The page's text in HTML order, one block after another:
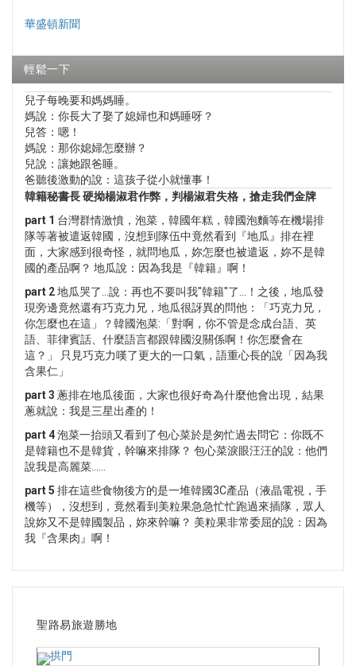
華盛頓新聞
輕鬆一下
兒子每晚要和媽媽睡。
媽說：你長大了娶了媳婦也和媽睡呀？
兒答：嗯！
媽說：那你媳婦怎麼辦？
兒說：讓她跟爸睡。
爸聽後激動的說：這孩子從小就懂事！
韓籍秘書長 硬拗楊淑君作弊，判楊淑君失格，搶走我們金牌
part 1 台灣群情激憤，泡菜，韓國年糕，韓國泡麵等在機場排
隊等著被遣返韓國，沒想到隊伍中竟然看到『地瓜』排在裡
面，大家感到很奇怪，就問地瓜，妳怎麼也被遣返，妳不是韓
國的產品啊？ 地瓜說：因為我是『韓籍』啊！
part 2地瓜哭了…說：再也不要叫我"韓籍"了…！之後，地瓜發
現旁邊竟然還有巧克力兄，地瓜很訝異的問他：「巧克力兄，
你怎麼也在這」？韓國泡菜:「對啊，你不管是念成台語、英
語、菲律賓話、什麼語言都跟韓國沒關係啊！你怎麼會在
這？」 只見巧克力嘆了更大的一口氣，語重心長的說「因為我
含果仁」
part 3 蔥排在地瓜後面，大家也很好奇為什麼他會出現，結果
蔥就說：我是三星出產的！
part 4泡菜一抬頭又看到了包心菜於是匆忙過去問它：你既不
是韓籍也不是韓貨，幹嘛來排隊？ 包心菜淚眼汪汪的說：他們
說我是高麗菜......
part 5 排在這些食物後方的是一堆韓國3C產品（液晶電視，手
機等），沒想到，竟然看到美粒果急急忙忙跑過來插隊，眾人
說妳又不是韓國製品，妳來幹嘛？ 美粒果非常委屈的說：因為
我『含果肉』啊！
聖路易旅遊勝地
拱門